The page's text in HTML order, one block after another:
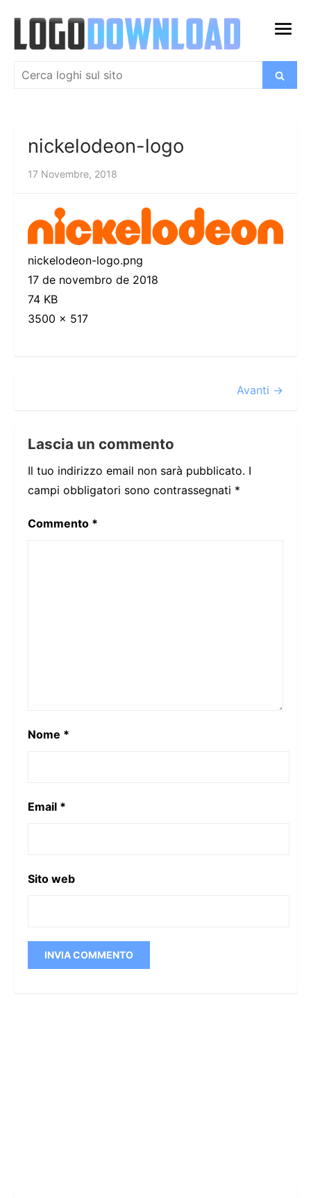
contenuto
apri
Cerca:
Cerca
nickelodeon-logo
17 Novembre, 2018
nickelodeon-logo.png
17 de novembro de 2018
74 KB
3500 × 517
Avanti →
Lascia un commento
Il tuo indirizzo email non sarà pubblicato. I
campi obbligatori sono contrassegnati *
Commento *
Nome *
Email *
Sito web